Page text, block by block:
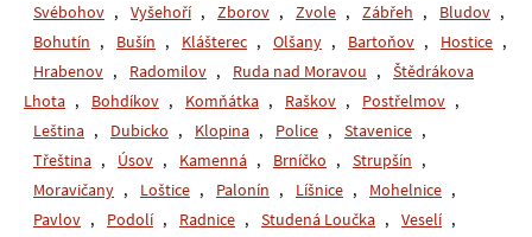
Svébohov , Vyšehoří , Zborov , Zvole , Zábřeh , Bludov ,
Bohutín , Bušín , Klášterec , Olšany , Bartoňov , Hostice ,
Hrabenov , Radomilov , Ruda nad Moravou ,
Štědrákova
Lhota , Bohdíkov , Komňátka , Raškov , Postřelmov ,
Leština , Dubicko , Klopina , Police , Stavenice ,
Třeština , Úsov , Kamenná , Brníčko , Strupšín ,
Moravičany , Loštice , Palonín , Líšnice , Mohelnice ,
Pavlov , Podolí , Radnice , Studená Loučka , Veselí ,